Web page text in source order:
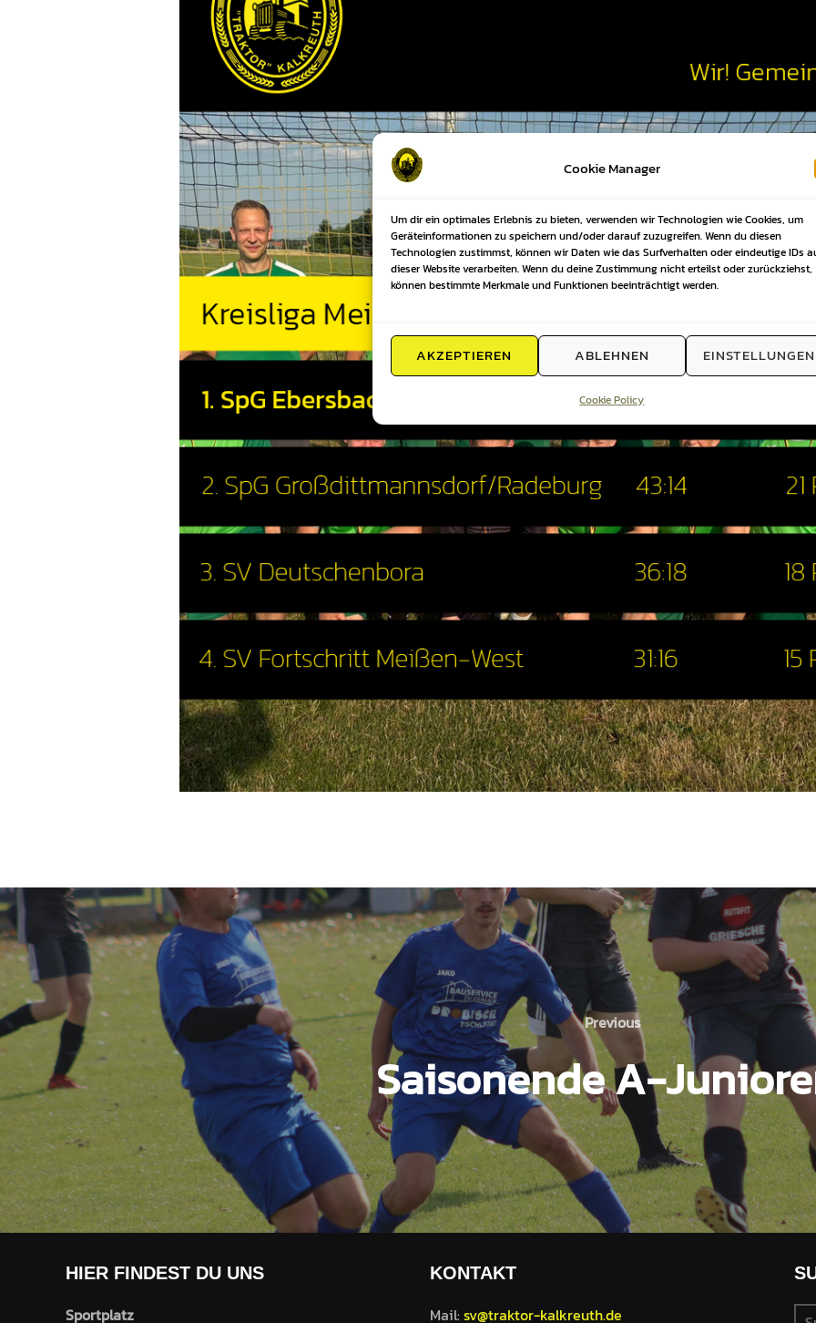
Cookie Manager
Um dir ein optimales Erlebnis zu bieten, verwenden wir Technologien wie Cookies, um
Geräteinformationen zu speichern und/oder darauf zuzugreifen. Wenn du diesen
Technologien zustimmst, können wir Daten wie das Surfverhalten oder eindeutige IDs
dieser Website verarbeiten. Wenn du deine Zustimmung nicht erteilst oder zurückziehst,
können bestimmte Merkmale und Funktionen beeinträchtigt werden.
AKZEPTIEREN ABLEHNEN EINSTELLUNGEN
Cookie Policy
Previous
Saisonende A-
HIER FINDEST DU UNS
Sportplatz
KONTAKT
Mail:sv@traktor-kalkreuth.de